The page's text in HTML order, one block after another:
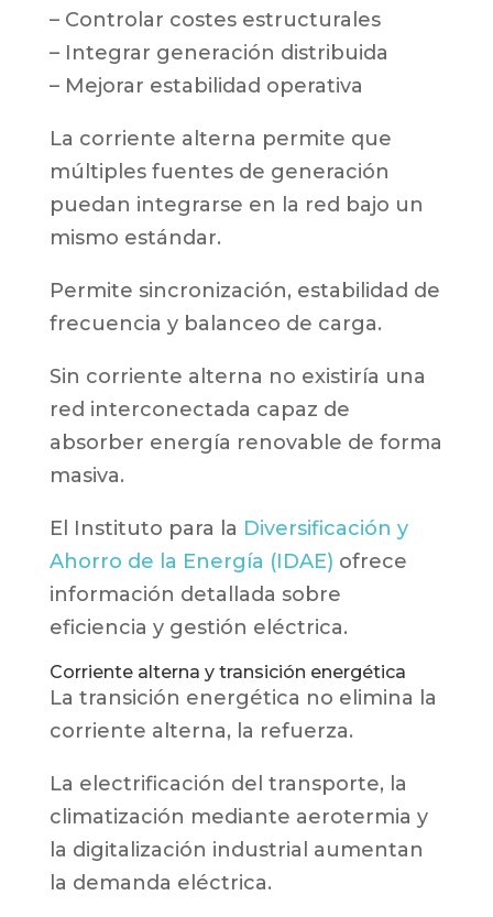
– Controlar costes estructurales
– Integrar generación distribuida
– Mejorar estabilidad operativa
La corriente alterna permite que
múltiples fuentes de generación
puedan integrarse en la red bajo un
mismo estándar.
Permite sincronización, estabilidad de
frecuencia y balanceo de carga.
Sin corriente alterna no existiría una
red interconectada capaz de
absorber energía renovable de forma
masiva.
El Instituto para la Diversificación y
Ahorro de la Energía (IDAE) ofrece
información detallada sobre
eficiencia y gestión eléctrica.
Corriente alterna y transición energética
La transición energética no elimina la
corriente alterna, la refuerza.
La electrificación del transporte, la
climatización mediante aerotermia y
la digitalización industrial aumentan
la demanda eléctrica.